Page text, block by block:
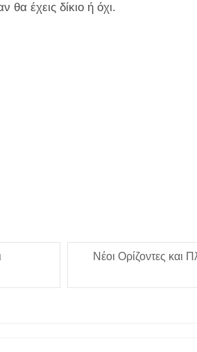
θα έχεις δίκιο ή όχι.
Νέοι Ορίζοντες και